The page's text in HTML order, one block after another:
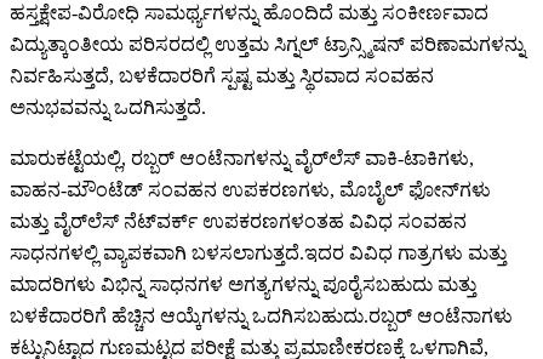
ಹಸ್ತಕ್ಷೇಪ-ವಿರೋಧಿ ಸಾಮರ್ಥ್ಯಗಳನ್ನು ಹೊಂದಿದೆ ಮತ್ತು ಸಂಕೀರ್ಣವಾದ
ವಿದ್ಯುತ್ಕಾಂತೀಯ ಪರಿಸರದಲ್ಲಿ ಉತ್ತಮ ಸಿಗ್ನಲ್ ಟ್ರಾನ್ಸ್ಮಿಷನ್ ಪರಿಣಾಮಗಳನ್ನು
ನಿರ್ವಹಿಸುತ್ತದೆ, ಬಳಕೆದಾರರಿಗೆ ಸ್ಪಷ್ಟ ಮತ್ತು ಸ್ಥಿರವಾದ ಸಂವಹನ
ಅನುಭವವನ್ನು ಒದಗಿಸುತ್ತದೆ.
ಮಾರುಕಟ್ಟೆಯಲ್ಲಿ, ರಬ್ಬರ್ ಆಂಟೆನಾಗಳನ್ನು ವೈರ್‌ಲೆಸ್ ವಾಕಿ-ಟಾಕಿಗಳು,
ವಾಹನ-ಮೌಂಟೆಡ್ ಸಂವಹನ ಉಪಕರಣಗಳು, ಮೊಬೈಲ್ ಫೋನ್‌ಗಳು
ಮತ್ತು ವೈರ್‌ಲೆಸ್ ನೆಟ್‌ವರ್ಕ್ ಉಪಕರಣಗಳಂತಹ ವಿವಿಧ ಸಂವಹನ
ಸಾಧನಗಳಲ್ಲಿ ವ್ಯಾಪಕವಾಗಿ ಬಳಸಲಾಗುತ್ತದೆ.ಇದರ ವಿವಿಧ ಗಾತ್ರಗಳು ಮತ್ತು
ಮಾದರಿಗಳು ವಿಭಿನ್ನ ಸಾಧನಗಳ ಅಗತ್ಯಗಳನ್ನು ಪೂರೈಸಬಹುದು ಮತ್ತು
ಬಳಕೆದಾರರಿಗೆ ಹೆಚ್ಚಿನ ಆಯ್ಕೆಗಳನ್ನು ಒದಗಿಸಬಹುದು.ರಬ್ಬರ್ ಆಂಟೆನಾಗಳು
ಕಟ್ಟುನಿಟ್ಟಾದ ಗುಣಮಟ್ಟದ ಪರೀಕ್ಷೆ ಮತ್ತು ಪ್ರಮಾಣೀಕರಣಕ್ಕೆ ಒಳಗಾಗಿವೆ,